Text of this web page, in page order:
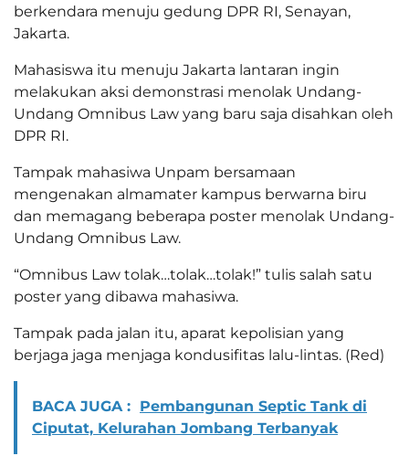
berkendara menuju gedung DPR RI, Senayan,
Jakarta.
Mahasiswa itu menuju Jakarta lantaran ingin
melakukan aksi demonstrasi menolak Undang-
Undang Omnibus Law yang baru saja disahkan oleh
DPR RI.
Tampak mahasiwa Unpam bersamaan
mengenakan almamater kampus berwarna biru
dan memagang beberapa poster menolak Undang-
Undang Omnibus Law.
“Omnibus Law tolak…tolak…tolak!” tulis salah satu
poster yang dibawa mahasiwa.
Tampak pada jalan itu, aparat kepolisian yang
berjaga jaga menjaga kondusifitas lalu-lintas. (Red)
BACA JUGA : Pembangunan Septic Tank di
Ciputat, Kelurahan Jombang Terbanyak